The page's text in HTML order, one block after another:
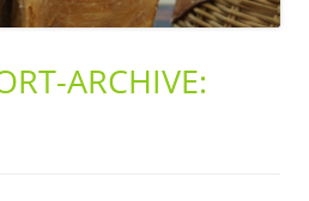
ARCHIVE: